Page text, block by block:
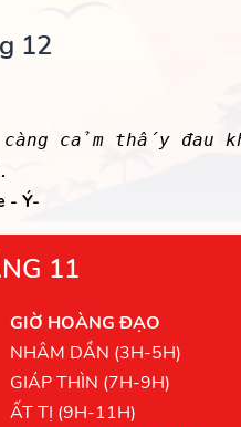
12
cảm thấy đau
- Ý-
11
GIỜ HOÀNG ĐẠO
NHÂM DẦN (3H-5H)
GIÁP THÌN (7H-9H)
ẤT TỊ (9H-11H)